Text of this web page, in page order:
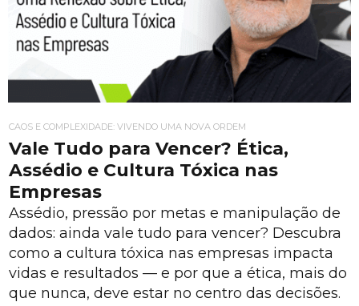
CAOS E COMPLEXIDADE: VIVENDO UMA NOVA ORDEM
Vale Tudo para Vencer? Ética,
Assédio e Cultura Tóxica nas
Empresas
Assédio, pressão por metas e manipulação de
dados: ainda vale tudo para vencer? Descubra
como a cultura tóxica nas empresas impacta
vidas e resultados — e por que a ética, mais do
que nunca, deve estar no centro das decisões.